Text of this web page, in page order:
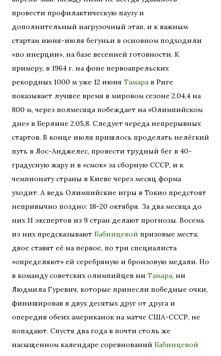
провести профилактическую паузу и
дополнительный нагрузочный этап, и к важным
стартам июня-июля бегуньи в основном подходили
«по инерции», на базе весенней готовности. К
примеру, в 1964 г. на фоне первоапрельских
рекордных 1000 м уже 12 июня Тамара в Риге
показывает лучшее время в мировом сезоне 2.04,4 на
800 м, через полмесяца побеждает на «Олимпийском
дне» в Берлине 2.05,8. Следует череда непрерывных
стартов. В конце июля пришлось проделать нелёгкий
путь в Лос-Анджелес, провести трудный бег в 40-
градусную жару и в «смок» за сборную СССР, и к
чемпионату страны в Киеве через месяц форма
уходит. А ведь Олимпийские игры в Токио предстоят
непривычно поздно: 18-20 октября. За два месяца до
них 11 экспертов из 9 стран делают прогнозы. Восемь
из них предсказывают Бабинцевой призовые места:
двое ставят её на первое, по три специалиста
«определяют» ей серебряную и бронзовую медали. Но
в команду советских олимпийцев ни Тамара, ни
Людмила Гуревич, которые принесли победные очки,
финишировав в двух десятых друг от друга и
опередив обеих американок на матче США-СССР, не
попадают. Спустя два года в почти столь же
насыщенном календаре соревнований Бабинцевой